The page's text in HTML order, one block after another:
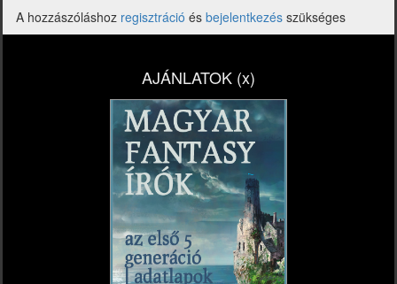
A hozzászóláshoz regisztráció és bejelentkezés szükséges
AJÁNLATOK (x)